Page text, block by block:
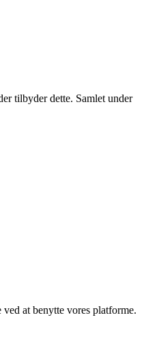
tilbyder dette. Samlet under
at benytte vores platforme.